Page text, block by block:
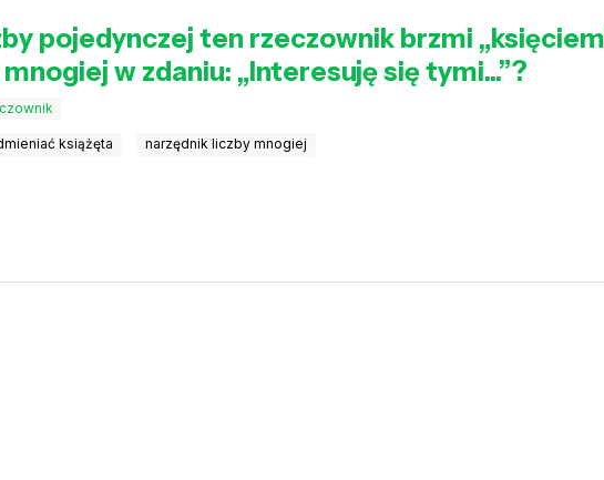
pojedynczej ten rzeczownik brzmi
w zdaniu: „Interesuję się tymi...”?
książęta narzędnik liczby mnogiej